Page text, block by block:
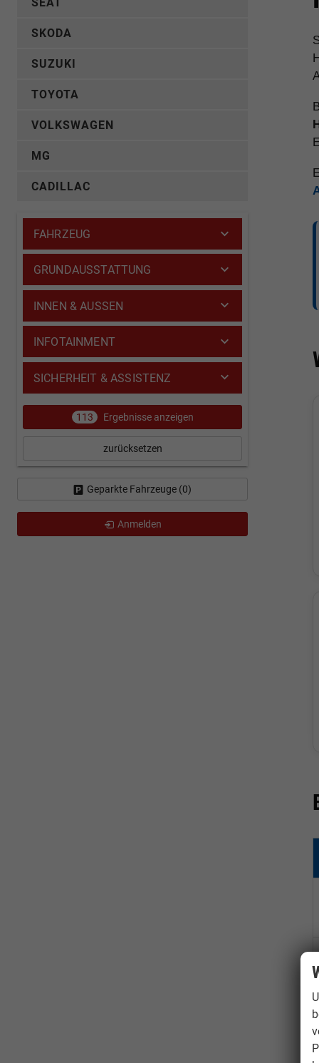
SKODA
SUZUKI
TOYOTA
VOLKSWAGEN
MG
CADILLAC
FAHRZEUG
GRUNDAUSSTATTUNG
INNEN & AUSSEN
INFOTAINMENT
SICHERHEIT & ASSISTENZ
113 Ergebnisse anzeigen
zurücksetzen
Geparkte Fahrzeuge (0)
Anmelden